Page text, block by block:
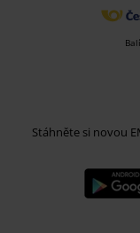
Stáhněte si novou